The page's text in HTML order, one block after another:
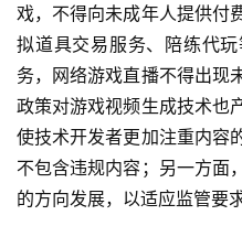
A
I
产
品
目
录
登录
戏，不得向未成年人提供付
拟道具交易服务、陪练代
务，网络游戏直播不得出现
政策对游戏视频生成技术也
使技术开发者更加注重内容
不包含违规内容；另一方面
的方向发展，以适应监管要求